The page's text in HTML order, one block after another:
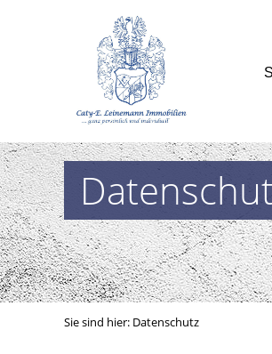
Sie sind hier: Datenschutz